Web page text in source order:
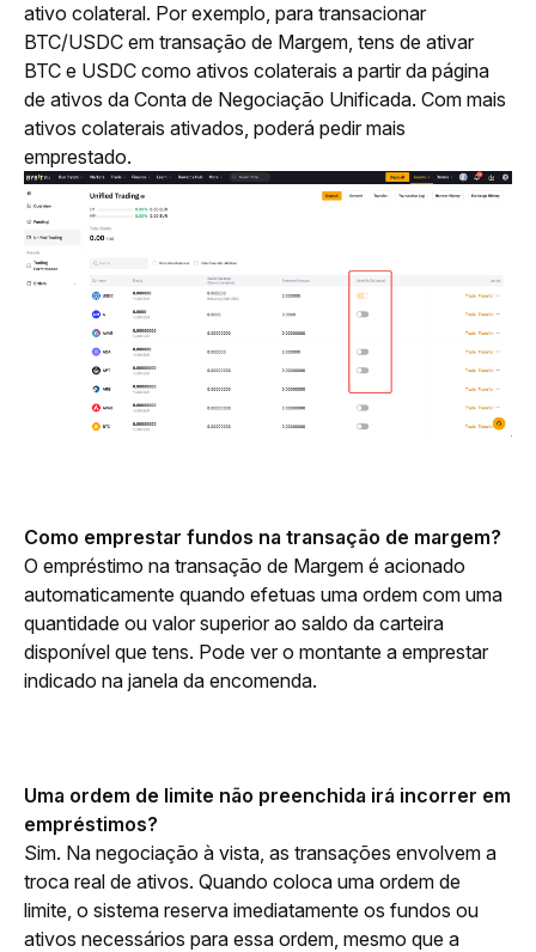
ativo colateral. Por exemplo, para transacionar
BTC/USDC em transação de Margem, tens de ativar
BTC e USDC como ativos colaterais a partir da página
de ativos da Conta de Negociação Unificada. Com mais
ativos colaterais ativados, poderá pedir mais
emprestado.
Como emprestar fundos na transação de margem?
O empréstimo na transação de Margem é acionado
automaticamente quando efetuas uma ordem com uma
quantidade ou valor superior ao saldo da carteira
disponível que tens. Pode ver o montante a emprestar
indicado na janela da encomenda.
Uma ordem de limite não preenchida irá incorrer em
empréstimos?
Sim. Na negociação à vista, as transações envolvem a
troca real de ativos. Quando coloca uma ordem de
limite, o sistema reserva imediatamente os fundos ou
ativos necessários para essa ordem, mesmo que a